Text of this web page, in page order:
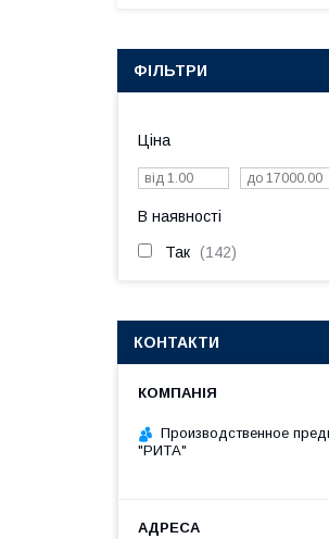
ФІЛЬТРИ
Ціна
В наявності
Так 142
КОНТАКТИ
Производственное
"РИТА"